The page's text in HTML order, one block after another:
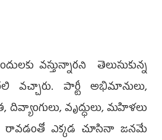
వస్తున్నారని తెలుసుకున్న
వచ్చారు. పార్టీ అభిమానులు,
వృద్ధులు, మహిళలు
ఎక్కడ చూసినా జనమే